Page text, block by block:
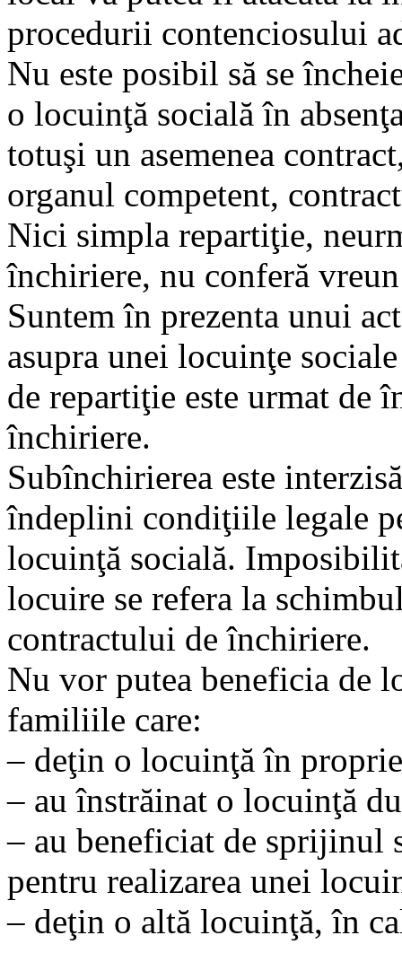
procedurii contenciosului
Nu este posibil să se
o locuinţă socială în
totuşi un asemenea
organul competent,
Nici simpla repartiţie,
închiriere, nu conferă
Suntem în prezenta unui
asupra unei locuinţe
de repartiţie este urmat de
închiriere.
Subînchirierea este
îndeplini condiţiile legale
locuinţă socială.
locuire se refera la
contractului de închiriere.
Nu vor putea beneficia de
familiile care:
– deţin o locuinţă în
– au înstrăinat o locuinţă
– au beneficiat de sprijinul
pentru realizarea unei
– deţin o altă locuinţă, în